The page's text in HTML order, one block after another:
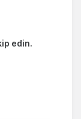
edin.